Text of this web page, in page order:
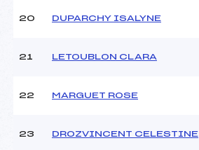
20 DUPARCHY ISALYNE
21 LETOUBLON CLARA
22 MARGUET ROSE
23 DROZVINCENT CELESTINE